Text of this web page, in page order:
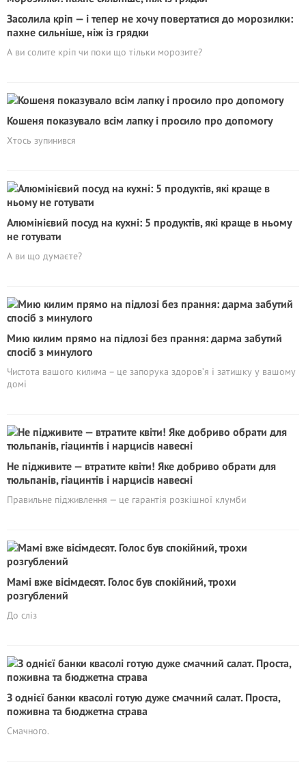
Засолила кріп — і тепер не хочу повертатися до морозилки:
пахне сильніше, ніж із грядки
А ви солите кріп чи поки що тільки морозите?
Кошеня показувало всім лапку і просило про допомогу
Хтось зупинився
Алюмінієвий посуд на кухні: 5 продуктів, які краще в ньому
не готувати
А ви що думаєте?
Мию килим прямо на підлозі без прання: дарма забутий
спосіб з минулого
Чистота вашого килима – це запорука здоров’я і затишку у вашому
домі
Не підживите — втратите квіти! Яке добриво обрати для
тюльпанів, гіацинтів і нарцисів навесні
Правильне підживлення — це гарантія розкішної клумби
Мамі вже вісімдесят. Голос був спокійний, трохи
розгублений
До сліз
З однієї банки квасолі готую дуже смачний салат. Проста,
поживна та бюджетна страва
Смачного.